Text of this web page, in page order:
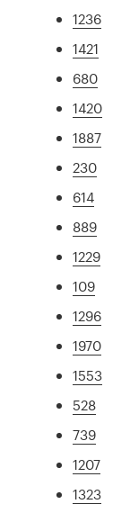
1236
1421
680
1420
1887
230
614
889
1229
109
1296
1970
1553
528
739
1207
1323